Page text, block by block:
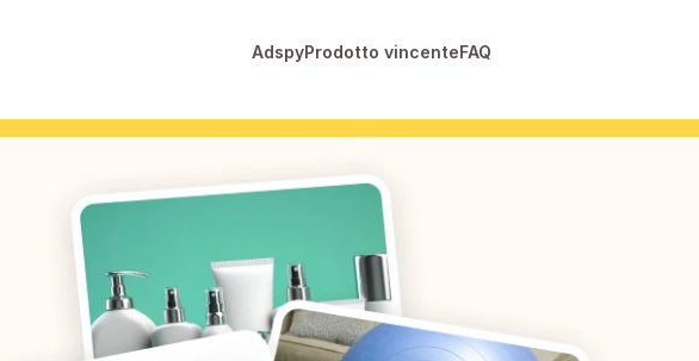
AdspyProdotto vincenteFAQ